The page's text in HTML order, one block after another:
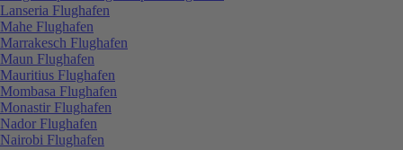
Lanseria Flughafen
Mahe Flughafen
Marrakesch Flughafen
Maun Flughafen
Mauritius Flughafen
Mombasa Flughafen
Monastir Flughafen
Nador Flughafen
Nairobi Flughafen